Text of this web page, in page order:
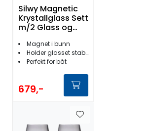
Silwy Magnetic
Krystallglass Sett
m/2 Glass og
Magnet i bunn
Holder glasset stabilt
Perfekt for båt
679,-